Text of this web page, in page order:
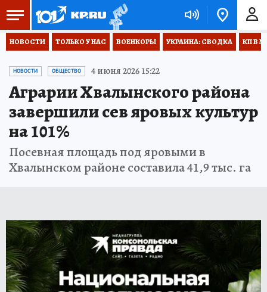
НОВОСТИ ТОЛЬКО У НАС ВОЕНКОРЫ УКРАИНА: СВОДКА КП В
НОВОСТИ ОБЩЕСТВО 4 июня 2026 15:22
Аграрии Хвалынского района
завершили сев яровых культур
на 101%
Посевная площадь под яровыми в
Хвалынском районе составила 41,9 тыс. га